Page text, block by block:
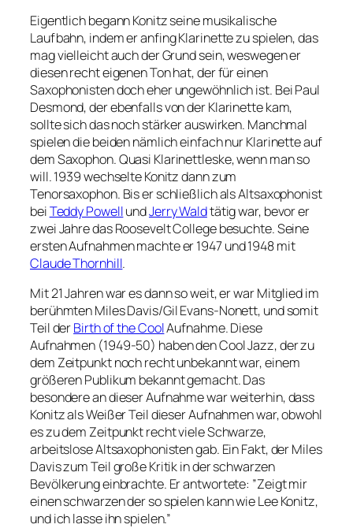
Eigentlich begann Konitz seine musikalische
Laufbahn, indem er anfing Klarinette zu spielen, das
mag vielleicht auch der Grund sein, weswegen er
diesen recht eigenen Ton hat, der für einen
Saxophonisten doch eher ungewöhnlich ist. Bei Paul
Desmond, der ebenfalls von der Klarinette kam,
sollte sich das noch stärker auswirken. Manchmal
spielen die beiden nämlich einfach nur Klarinette auf
dem Saxophon. Quasi Klarinettleske, wenn man so
will. 1939 wechselte Konitz dann zum
Tenorsaxophon. Bis er schließlich als Altsaxophonist
beiTeddy PowellundJerry Waldtätig war, bevor er
zwei Jahre das Roosevelt College besuchte. Seine
ersten Aufnahmen machte er 1947 und 1948 mit
Claude Thornhill.
Mit 21 Jahren war es dann so weit, er war Mitglied im
berühmten Miles Davis/Gil Evans-Nonett, und somit
Teil derBirth of the CoolAufnahme. Diese
Aufnahmen (1949-50) haben den Cool Jazz, der zu
dem Zeitpunkt noch recht unbekannt war, einem
größeren Publikum bekannt gemacht. Das
besondere an dieser Aufnahme war weiterhin, dass
Konitz als Weißer Teil dieser Aufnahmen war, obwohl
es zu dem Zeitpunkt recht viele Schwarze,
arbeitslose Altsaxophonisten gab. Ein Fakt, der Miles
Davis zum Teil große Kritik in der schwarzen
Bevölkerung einbrachte. Er antwortete: ”Zeigt mir
einen schwarzen der so spielen kann wie Lee Konitz,
und ich lasse ihn spielen.”